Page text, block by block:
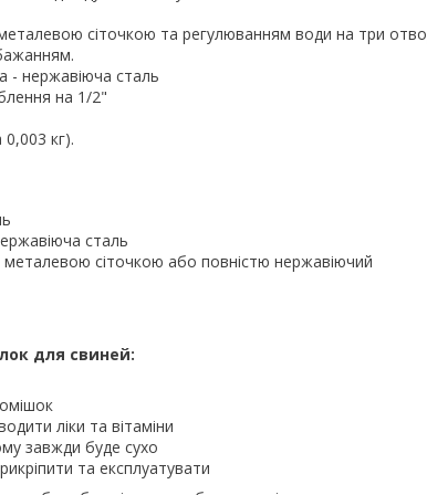
сіточкою та регулюванням води на три
- нержавіюча сталь
на 1/2"
кг).
сталь
сіточкою або повністю нержавіючий
для свиней:
ліки та вітаміни
завжди буде сухо
та експлуатувати